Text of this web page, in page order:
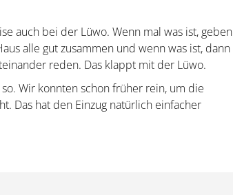
auch bei der Lüwo. Wenn mal was ist, geben
alle gut zusammen und wenn was ist, dann
reden. Das klappt mit der Lüwo.
Wir konnten schon früher rein, um die
Das hat den Einzug natürlich einfacher